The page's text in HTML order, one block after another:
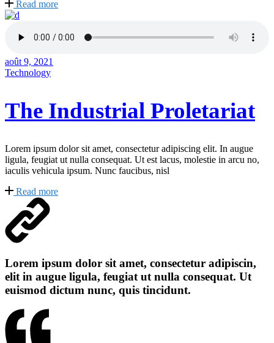
Read more
août 9, 2021
Technology
The Industrial Proletariat
Lorem ipsum dolor sit amet, consectetur adipiscing elit. In augue
ligula, feugiat ut nulla consequat. Ut est lacus, molestie in arcu no,
iaculis vehicula ipsum. Nunc faucibus, nisl
Read more
Lorem ipsum dolor sit amet, consectetur adipiscin,
elit in augue ligula, feugiat ut nulla consequat. Ut
euismod dictum nunc, quis tincidunt.